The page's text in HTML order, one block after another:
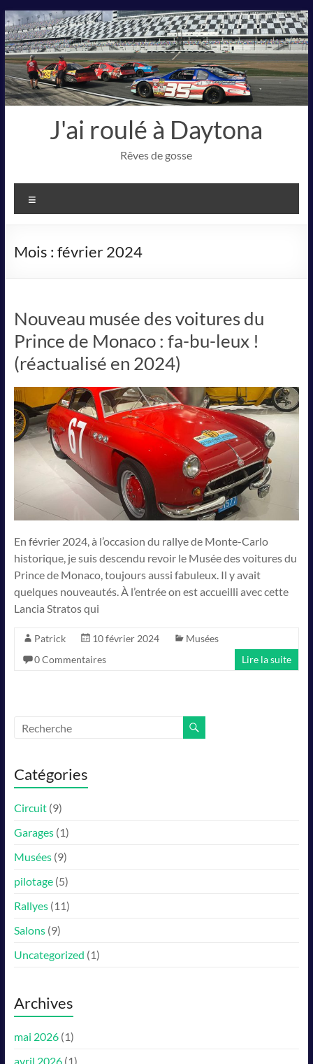
Aller
au
contenu
J'ai roulé à Daytona
Rêves de gosse
Mois : février 2024
Nouveau musée des voitures du
Prince de Monaco : fa-bu-leux !
(réactualisé en 2024)
En février 2024, à l’occasion du rallye de Monte-Carlo
historique, je suis descendu revoir le Musée des voitures du
Prince de Monaco, toujours aussi fabuleux. Il y avait
quelques nouveautés. À l’entrée on est accueilli avec cette
Lancia Stratos qui
Patrick 10 février 2024
Musées
0 Commentaires
Lire la suite
Catégories
Circuit(9)
Garages(1)
Musées(9)
pilotage(5)
Rallyes(11)
Salons(9)
Uncategorized (1)
Archives
mai 2026(1)
avril 2026(1)